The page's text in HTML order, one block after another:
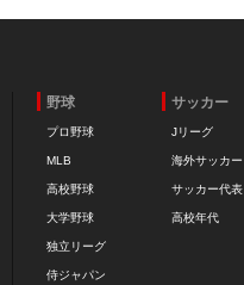
野球
プロ野球
MLB
高校野球
大学野球
独立リーグ
侍ジャパン
サッカー
Jリーグ
海外サッカー
サッカー代表
高校年代